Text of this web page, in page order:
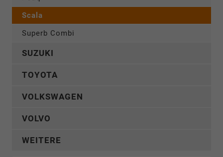
Scala
Superb Combi
SUZUKI
TOYOTA
VOLKSWAGEN
VOLVO
WEITERE